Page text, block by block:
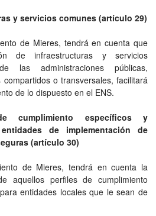
y servicios comunes (artículo 29)
de Mieres, tendrá en cuenta que
de infraestructuras y servicios
las administraciones públicas,
compartidos o transversales, facilitará
de lo dispuesto en el ENS.
cumplimiento específicos y
de implementación de
(artículo 30)
de Mieres, tendrá en cuenta la
aquellos perfiles de cumplimiento
entidades locales que le sean de